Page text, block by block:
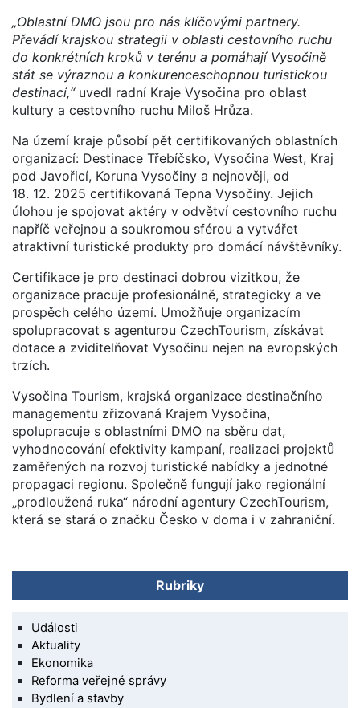
„Oblastní DMO jsou pro nás klíčovými partnery.
Převádí krajskou strategii v oblasti cestovního ruchu
do konkrétních kroků v terénu a pomáhají Vysočině
stát se výraznou a konkurenceschopnou turistickou
destinací,“uvedl radní Kraje Vysočina pro oblast
kultury a cestovního ruchu Miloš Hrůza.
Na území kraje působí pět certifikovaných oblastních
organizací: Destinace Třebíčsko, Vysočina West, Kraj
pod Javořicí, Koruna Vysočiny a nejnověji, od
18. 12. 2025 certifikovaná Tepna Vysočiny. Jejich
úlohou je spojovat aktéry v odvětví cestovního ruchu
napříč veřejnou a soukromou sférou a vytvářet
atraktivní turistické produkty pro domácí návštěvníky.
Certifikace je pro destinaci dobrou vizitkou, že
organizace pracuje profesionálně, strategicky a ve
prospěch celého území. Umožňuje organizacím
spolupracovat s agenturou CzechTourism, získávat
dotace a zviditelňovat Vysočinu nejen na evropských
trzích.
Vysočina Tourism, krajská organizace destinačního
managementu zřizovaná Krajem Vysočina,
spolupracuje s oblastními DMO na sběru dat,
vyhodnocování efektivity kampaní, realizaci projektů
zaměřených na rozvoj turistické nabídky a jednotné
propagaci regionu. Společně fungují jako regionální
„prodloužená ruka“ národní agentury CzechTourism,
která se stará o značku Česko v doma i v zahraniční.
Rubriky
Události
Aktuality
Ekonomika
Reforma veřejné správy
Bydlení a stavby